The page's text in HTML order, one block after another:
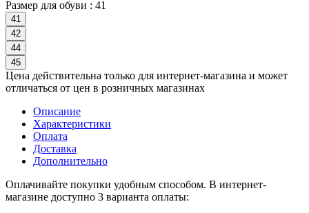
Размер для обуви : 41
41
42
44
45
Цена действительна только для интернет-магазина и может
отличаться от цен в розничных магазинах
Описание
Характеристики
Оплата
Доставка
Дополнительно
Оплачивайте покупки удобным способом. В интернет-
магазине доступно 3 варианта оплаты: